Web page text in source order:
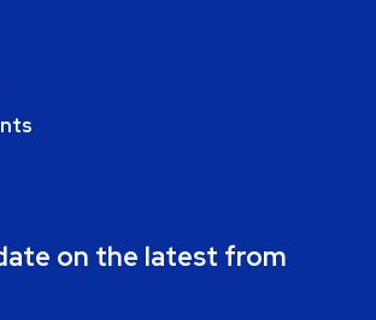
on the latest from